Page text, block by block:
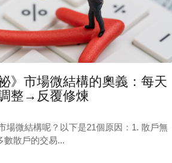
》市場微結構的奧義：每天
整→反覆修煉
場微結構呢？以下是21個原因：1. 散戶無
數散戶的交易...